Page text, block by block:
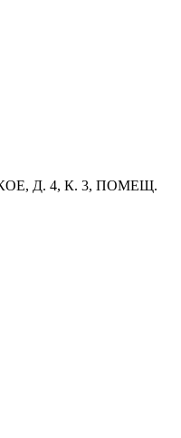
Д. 4, К. 3, ПОМЕЩ.